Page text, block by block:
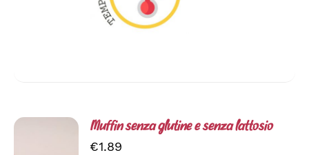
PRODOTTO
Muffin senza glutine e senza lattosio
€1.89